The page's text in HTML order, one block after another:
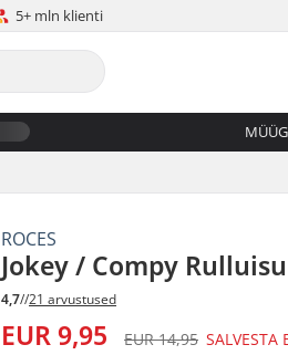
5+ mln klienti
ROCES
Jokey / Compy
4,7//21 arvustused
EUR 9,95 EUR 14,95 SALVESTA